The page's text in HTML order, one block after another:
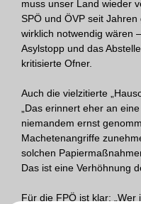
muss unser Land wieder
SPÖ und ÖVP seit
wirklich notwendig wären
Asylstopp und das
kritisierte Ofner.
Auch die vielzitierte
„Das erinnert eher an
niemandem ernst
Machetenangriffe
solchen
Das ist eine Verhöhnung
Für die FPÖ ist klar: